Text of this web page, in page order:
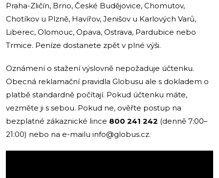
Praha-Zličín, Brno, České Budějovice, Chomutov,
Chotíkov u Plzně, Havířov, Jenišov u Karlových Varů,
Liberec, Olomouc, Opava, Ostrava, Pardubice nebo
Trmice. Peníze dostanete zpět v plné výši.
Oznámení o stažení výslovně nepožaduje účtenku.
Obecná reklamační pravidla Globusu ale s dokladem o
platbě standardně počítají. Pokud účtenku máte,
vezměte ji s sebou. Pokud ne, ověřte postup na
bezplatné zákaznické lince 800 241 242 (denně 7:00–
21:00) nebo na e-mailu info@globus.cz.